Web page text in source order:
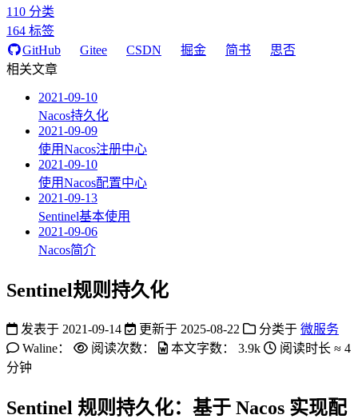
110 分类
164 标签
GitHub
Gitee CSDN 掘金 简书
思否
相关文章
2021-09-10
Nacos持久化
2021-09-09
使用Nacos注册中心
2021-09-10
使用Nacos配置中心
2021-09-13
Sentinel基本使用
2021-09-06
Nacos简介
Sentinel规则持久化
发表于 2021-09-14 更新于 2025-08-22 分类于 微服务
Waline：
阅读次数： 本文字数： 3.9k 阅读时长 ≈ 4
分钟
Sentinel 规则持久化：基于 Nacos 实现配